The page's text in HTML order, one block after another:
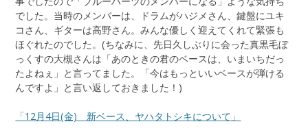
でした。当時のメンバーは、ドラムがハジメさん、鍵盤にユキ
コさん、ギターは高野さん。みんな優しく迎えてくれて緊張も
ほぐれたのでした。(ちなみに、先日久しぶりに会った真黒毛ぼ
っくすの大槻さんは「あのときの君のベースは、いまいちだっ
たよねぇ」と言ってました。「今はもっといいベースが弾ける
んですよ」と言い返しておきました！)
「12月4日(金) 新ベース、ヤハタトシキについて」